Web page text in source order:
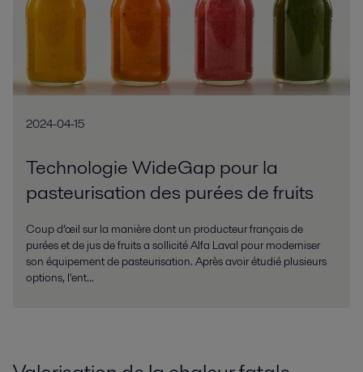
2024-04-15
Technologie WideGap pour la
pasteurisation des purées de fruits
Coup d’œil sur la manière dont un producteur français de
purées et de jus de fruits a sollicité Alfa Laval pour moderniser
son équipement de pasteurisation. Après avoir étudié plusieurs
options, l'ent...